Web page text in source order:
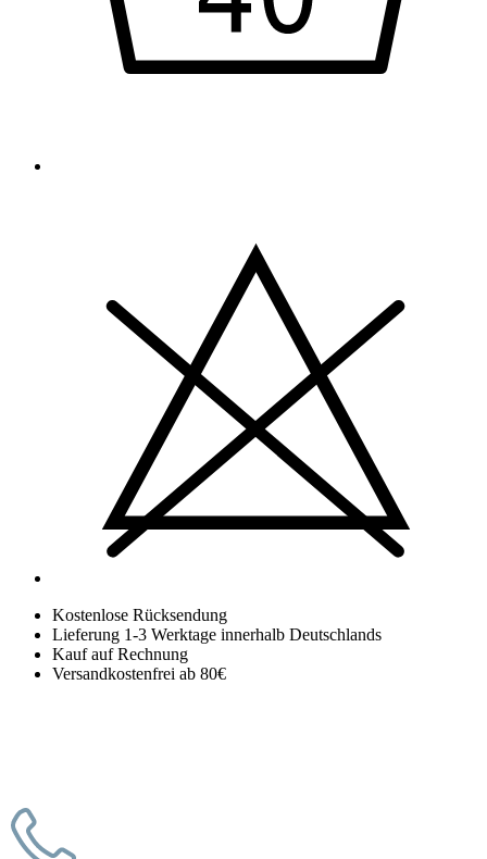
Kostenlose Rücksendung
Lieferung 1-3 Werktage innerhalb Deutschlands
Kauf auf Rechnung
Versandkostenfrei ab 80€